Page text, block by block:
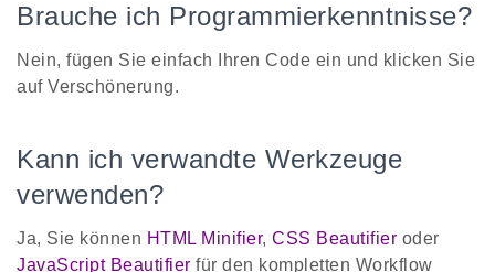
Brauche ich Programmierkenntnisse?
Nein, fügen Sie einfach Ihren Code ein und klicken Sie
auf Verschönerung.
Kann ich verwandte Werkzeuge
verwenden?
Ja, Sie können HTML Minifier, CSS Beautifier oder
JavaScript Beautifier für den kompletten Workflow